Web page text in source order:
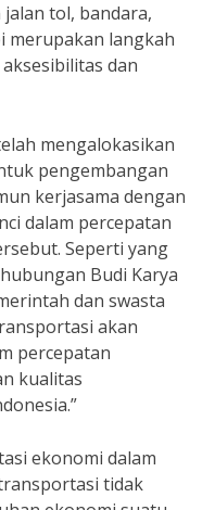
tol, bandara,
merupakan langkah
dan
mengalokasikan
pengembangan
kerjasama dengan
dalam percepatan
Seperti yang
Budi Karya
dan swasta
akan
percepatan
kualitas
ekonomi dalam
tidak